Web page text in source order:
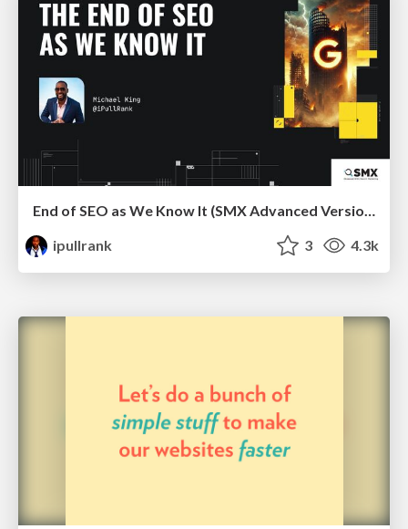
End of SEO as We Know It (SMX Advanced Version)
ipullrank
3 4.3k